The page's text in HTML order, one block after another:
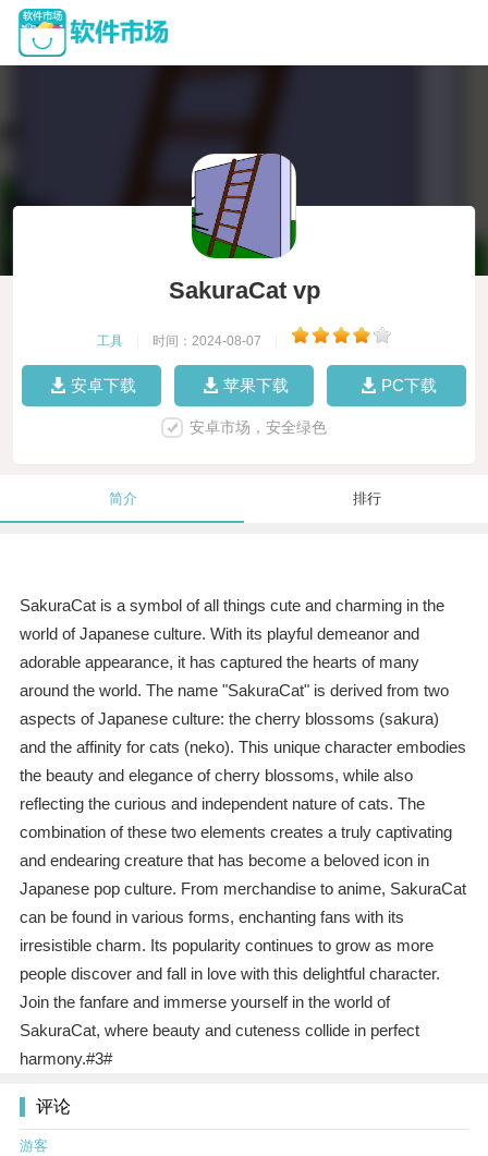
SakuraCat vp
工具 时间：2024-08-07
安卓下载 苹果下载 PC下载
安卓市场，安全绿色
简介 排行
SakuraCat is a symbol of all things cute and charming in the
world of Japanese culture. With its playful demeanor and
adorable appearance, it has captured the hearts of many
around the world. The name "SakuraCat" is derived from two
aspects of Japanese culture: the cherry blossoms (sakura)
and the affinity for cats (neko). This unique character embodies
the beauty and elegance of cherry blossoms, while also
reflecting the curious and independent nature of cats. The
combination of these two elements creates a truly captivating
and endearing creature that has become a beloved icon in
Japanese pop culture. From merchandise to anime, SakuraCat
can be found in various forms, enchanting fans with its
irresistible charm. Its popularity continues to grow as more
people discover and fall in love with this delightful character.
Join the fanfare and immerse yourself in the world of
SakuraCat, where beauty and cuteness collide in perfect
harmony.#3#
评论
游客